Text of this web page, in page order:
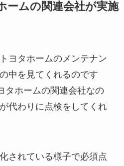
ームの関連会社が実施
ヨタホームのメンテナン
中を見てくれるのです
タホームの関連会社なの
代わりに点検をしてくれ
されている様子で必須点